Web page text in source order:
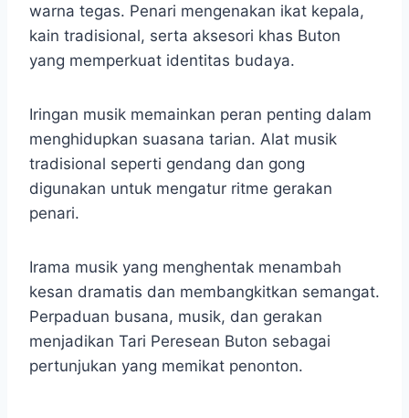
warna tegas. Penari mengenakan ikat kepala,
kain tradisional, serta aksesori khas Buton
yang memperkuat identitas budaya.
Iringan musik memainkan peran penting dalam
menghidupkan suasana tarian. Alat musik
tradisional seperti gendang dan gong
digunakan untuk mengatur ritme gerakan
penari.
Irama musik yang menghentak menambah
kesan dramatis dan membangkitkan semangat.
Perpaduan busana, musik, dan gerakan
menjadikan Tari Peresean Buton sebagai
pertunjukan yang memikat penonton.